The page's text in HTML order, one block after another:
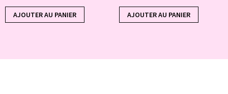
AJOUTER AU PANIER AJOUTER AU PANIER